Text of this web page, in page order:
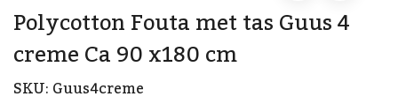
Polycotton Fouta met tas Guus 4
creme Ca 90 x180 cm
SKU:Guus4creme